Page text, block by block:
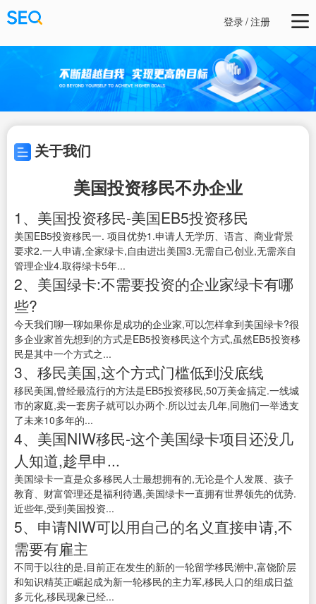
登录/注册
关于我们
美国投资移民不办企业
1、美国投资移民-美国EB5投资移民
美国EB5投资移民一. 项目优势1.申请人无学历、语言、商业背景
要求2.一人申请,全家绿卡,自由进出美国3.无需自己创业,无需亲自
管理企业4.取得绿卡5年...
2、美国绿卡:不需要投资的企业家绿卡有哪
些?
今天我们聊一聊如果你是成功的企业家,可以怎样拿到美国绿卡?很
多企业家首先想到的方式是EB5投资移民这个方式,虽然EB5投资移
民是其中一个方式之...
3、移民美国,这个方式门槛低到没底线
移民美国,曾经最流行的方法是EB5投资移民,50万美金搞定.一线城
市的家庭,卖一套房子就可以办两个.所以过去几年,同胞们一举透支
了未来10多年的...
4、美国NIW移民-这个美国绿卡项目还没几
人知道,趁早申...
美国绿卡一直是众多移民人士最想拥有的,无论是个人发展、孩子
教育、财富管理还是福利待遇,美国绿卡一直拥有世界领先的优势.
近些年,受到美国投资...
5、申请NIW可以用自己的名义直接申请,不
需要有雇主
不同于以往的是,目前正在发生的新的一轮留学移民潮中,富饶阶层
和知识精英正崛起成为新一轮移民的主力军,移民人口的组成日益
多元化,移民现象已经...